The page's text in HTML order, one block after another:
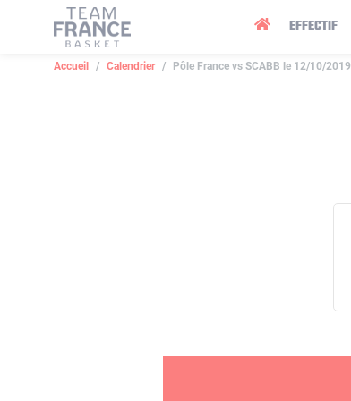
EFFECTIF
Accueil Calendrier Pôle France vs SCABB le 12/10/2019
Panneau de gestion des cookies